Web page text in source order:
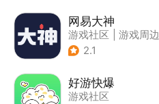
网易大神
游戏社区
游戏周边
2.1
好游快爆
游戏社区